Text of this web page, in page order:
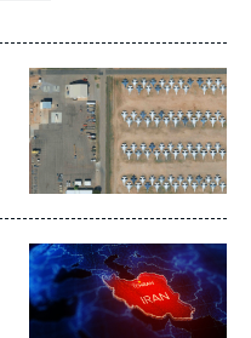
Image
principale
Image
principale